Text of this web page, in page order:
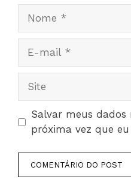
Site
Salvar meus
próxima vez que